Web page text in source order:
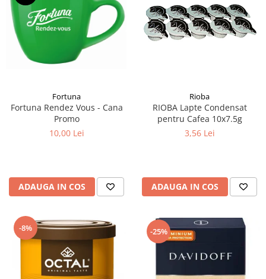
Fortuna
Fortuna Rendez Vous - Cana
Promo
10,00 Lei
ADAUGA IN COS
Rioba
RIOBA Lapte Condensat
pentru Cafea 10x7.5g
3,56 Lei
ADAUGA IN COS
-8% -25%